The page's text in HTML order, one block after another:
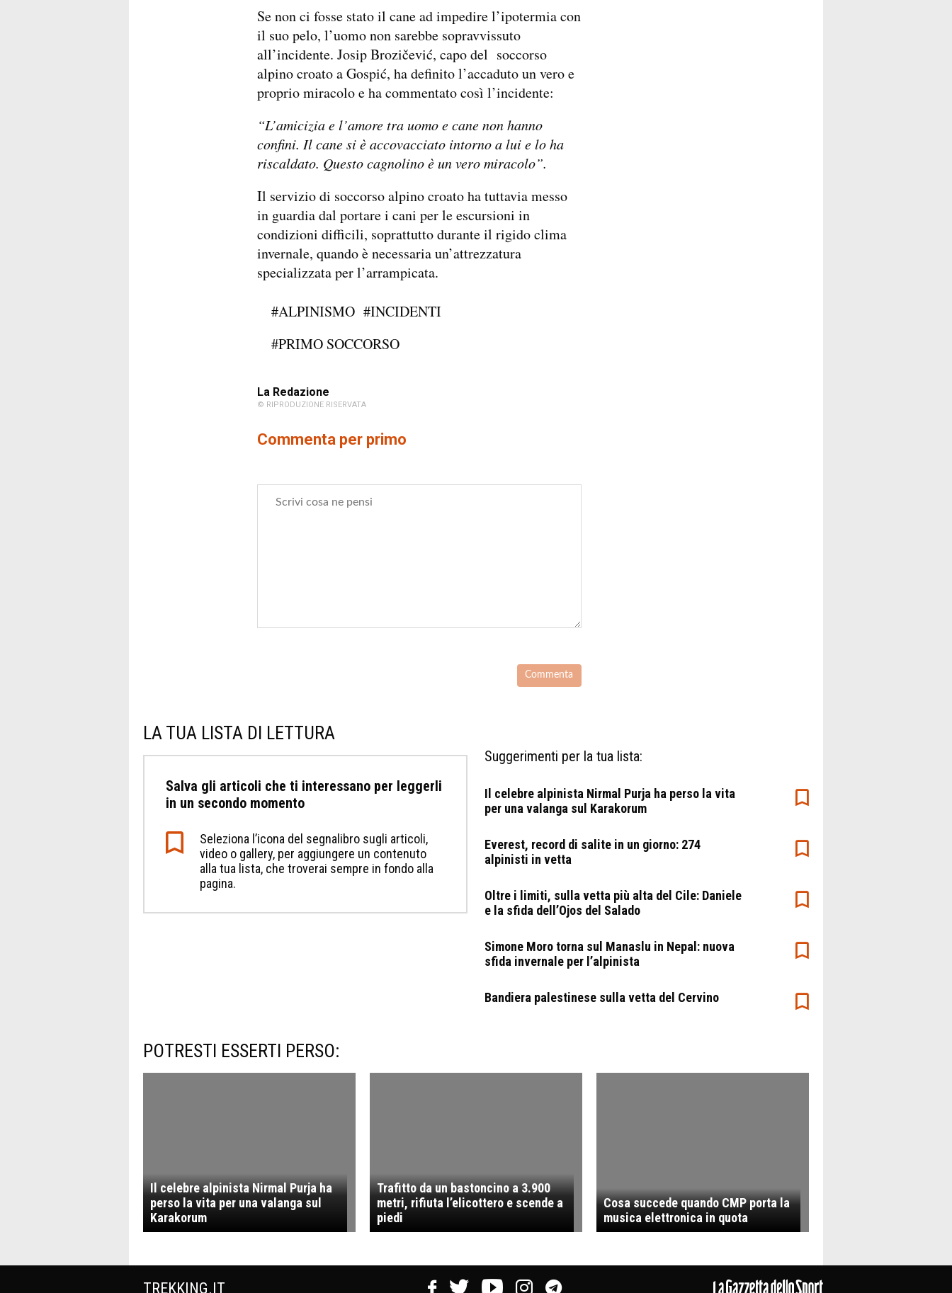
Se non ci fosse stato il cane ad impedire l’ipotermia con
il suo pelo, l’uomo non sarebbe sopravvissuto
all’incidente. Josip Brozičević, capo del soccorso
alpino croato a Gospić, ha definito l’accaduto un vero e
proprio miracolo e ha commentato così l’incidente:
“L’amicizia e l’amore tra uomo e cane non hanno
confini. Il cane si è accovacciato intorno a lui e lo ha
riscaldato. Questo cagnolino è un vero miracolo”.
Il servizio di soccorso alpino croato ha tuttavia messo
in guardia dal portare i cani per le escursioni in
condizioni difficili, soprattutto durante il rigido clima
invernale, quando è necessaria un’attrezzatura
specializzata per l’arrampicata.
#ALPINISMO #INCIDENTI
#PRIMO SOCCORSO
La Redazione
© RIPRODUZIONE RISERVATA
Commenta per primo
LA TUA LISTA DI LETTURA
Salva gli articoli che ti interessano per leggerli
in un secondo momento
Seleziona l’icona del segnalibro sugli articoli,
video o gallery, per aggiungere un contenuto
alla tua lista, che troverai sempre in fondo alla
pagina.
Suggerimenti per la tua lista:
Il celebre alpinista Nirmal Purja ha perso la vita
per una valanga sul Karakorum
Everest, record di salite in un giorno: 274
alpinisti in vetta
Oltre i limiti, sulla vetta più alta del Cile: Daniele
e la sfida dell’Ojos del Salado
Simone Moro torna sul Manaslu in Nepal: nuova
sfida invernale per l’alpinista
Bandiera palestinese sulla vetta del Cervino
POTRESTI ESSERTI PERSO:
Il celebre alpinista Nirmal Purja ha
perso la vita per una valanga sul
Karakorum
Trafitto da un bastoncino a 3.900
metri, rifiuta l’elicottero e scende a
piedi
Cosa succede quando CMP porta la
musica elettronica in quota
TREKKING.IT